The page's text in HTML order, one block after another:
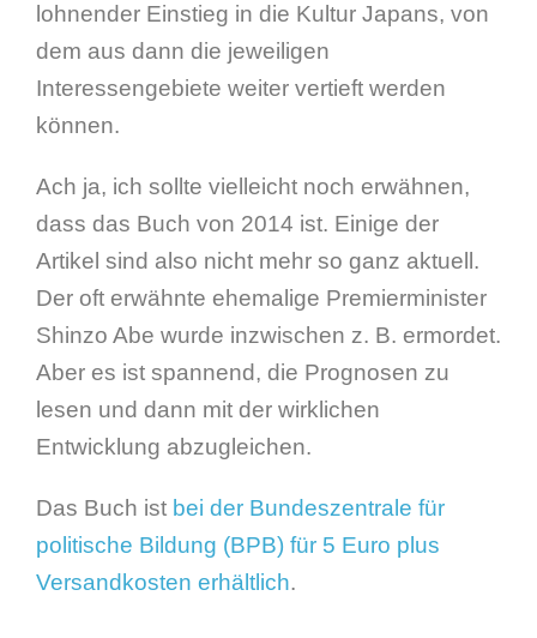
lohnender Einstieg in die Kultur Japans, von
dem aus dann die jeweiligen
Interessengebiete weiter vertieft werden
können.
Ach ja, ich sollte vielleicht noch erwähnen,
dass das Buch von 2014 ist. Einige der
Artikel sind also nicht mehr so ganz aktuell.
Der oft erwähnte ehemalige Premierminister
Shinzo Abe wurde inzwischen z. B. ermordet.
Aber es ist spannend, die Prognosen zu
lesen und dann mit der wirklichen
Entwicklung abzugleichen.
Das Buch ist bei der Bundeszentrale für
politische Bildung (BPB) für 5 Euro plus
Versandkosten erhältlich.